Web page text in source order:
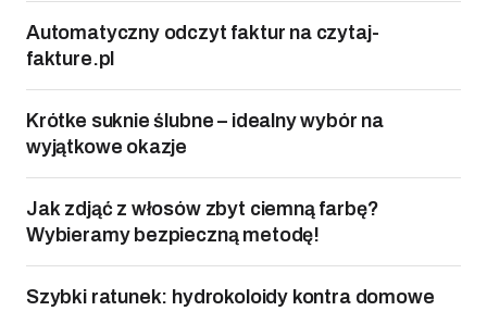
Automatyczny odczyt faktur na czytaj-
fakture.pl
Krótke suknie ślubne – idealny wybór na
wyjątkowe okazje
Jak zdjąć z włosów zbyt ciemną farbę?
Wybieramy bezpieczną metodę!
Szybki ratunek: hydrokoloidy kontra domowe